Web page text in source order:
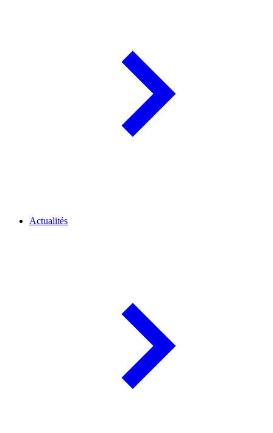
Actualités